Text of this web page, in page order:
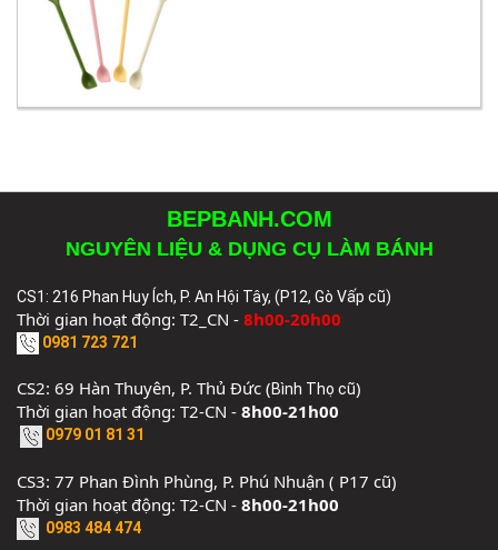
BEPBANH.COM
NGUYÊN LIỆU & DỤNG CỤ LÀM BÁNH
CS1: 216 Phan Huy Ích, P. An Hội Tây, (P12, Gò Vấp cũ)
Thời gian hoạt động: T2_CN - 8h00-20h00
0981 723 721
CS2: 69 Hàn Thuyên, P. Thủ Đức (Bình Thọ cũ)
Thời gian hoạt động: T2-CN - 8h00-21h00
0979 01 81 31
CS3: 77 Phan Đình Phùng, P. Phú Nhuận ( P17 cũ)
Thời gian hoạt động: T2-CN - 8h00-21h00
0983 484 474